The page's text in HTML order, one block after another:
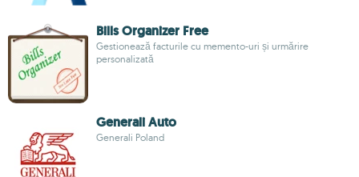
Bills Organizer Free
Gestionează facturile cu memento-uri și urmărire
personalizată
Generali Auto
Generali Poland